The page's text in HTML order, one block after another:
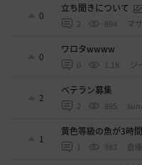
0
立ち聞きについて
2 894 マサ
0
ワロタwwww
0 1.1K ジ
2
ベテラン募集
2 895
1
黄色等級の魚が3時
1 983 倉